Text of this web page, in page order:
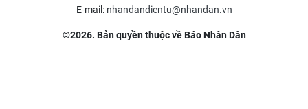
E-mail: nhandandientu@nhandan.vn
©2026. Bản quyền thuộc về Báo Nhân Dân